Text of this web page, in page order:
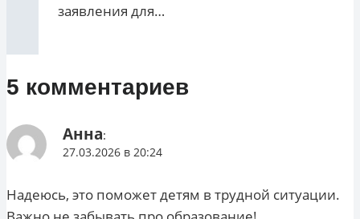
заявления для…
5 комментариев
Анна:
27.03.2026 в 20:24
Надеюсь, это поможет детям в трудной ситуации.